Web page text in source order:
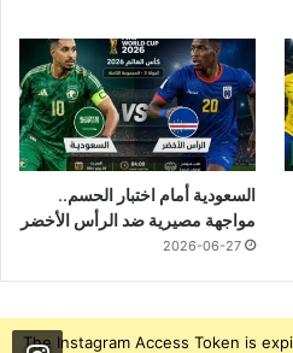
السعودية أمام اختبار الحسم..
مواجهة مصيرية ضد الرأس الأخضر
2026-06-27
The Instagram Access Token is